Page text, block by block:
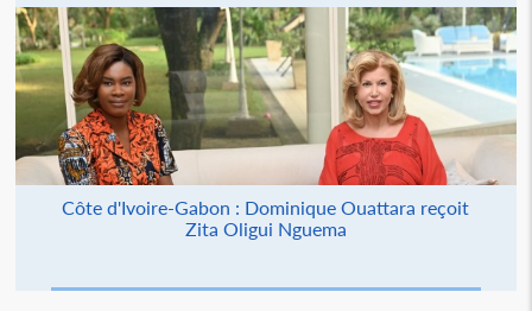
Côte d'Ivoire-Gabon : Dominique Ouattara reçoit
Zita Oligui Nguema